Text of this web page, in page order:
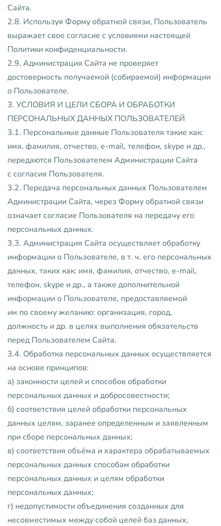
Сайта.
2.8. Используя Форму обратной связи, Пользователь
выражает свое согласие с условиями настоящей
Политики конфиденциальности.
2.9. Администрация Сайта не проверяет
достоверность получаемой (собираемой) информации
о Пользователе.
3. УСЛОВИЯ И ЦЕЛИ СБОРА И ОБРАБОТКИ
ПЕРСОНАЛЬНЫХ ДАННЫХ ПОЛЬЗОВАТЕЛЕЙ
3.1. Персональные данные Пользователя такие как:
имя, фамилия, отчество, e-mail, телефон, skype и др.,
передаются Пользователем Администрации Сайта
с согласия Пользователя.
3.2. Передача персональных данных Пользователем
Администрации Сайта, через Форму обратной связи
означает согласие Пользователя на передачу его
персональных данных.
3.3. Администрация Сайта осуществляет обработку
информации о Пользователе, в т. ч. его персональных
данных, таких как: имя, фамилия, отчество, e-mail,
телефон, skype и др., а также дополнительной
информации о Пользователе, предоставляемой
им по своему желанию: организация, город,
должность и др. в целях выполнения обязательств
перед Пользователем Сайта.
3.4. Обработка персональных данных осуществляется
на основе принципов:
а) законности целей и способов обработки
персональных данных и добросовестности;
б) соответствия целей обработки персональных
данных целям, заранее определенным и заявленным
при сборе персональных данных;
в) соответствия объёма и характера обрабатываемых
персональных данных способам обработки
персональных данных и целям обработки
персональных данных;
г) недопустимости объединения созданных для
несовместимых между собой целей баз данных,